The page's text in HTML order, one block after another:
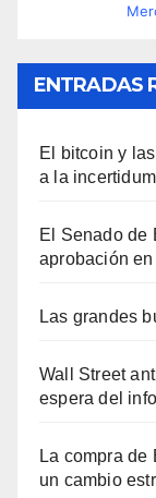
ENTRADAS
El bitcoin y
a la
El Senado de
aprobación
Las grandes
Wall Street
espera del
La compra de
un cambio